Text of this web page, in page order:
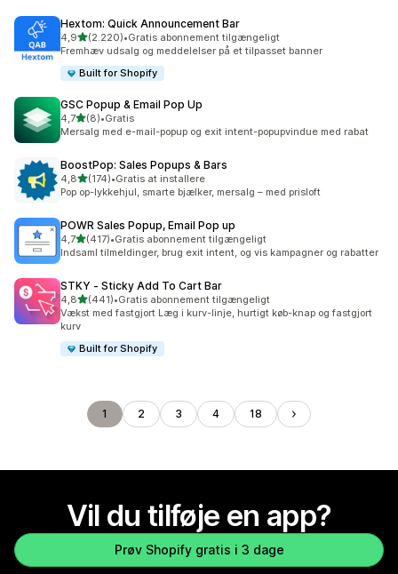
Hextom: Quick Announcement Bar
4,9ud af 5 stjerner
(2.220)
2220 anmeldelser i alt
•Gratis abonnement tilgængeligt
Fremhæv udsalg og meddelelser på et tilpasset banner
Built for Shopify
GSC Popup & Email Pop Up
4,7ud af 5 stjerner
(8)
8 anmeldelser i alt
•Gratis
Mersalg med e-mail-popup og exit intent-popupvindue med rabat
BoostPop: Sales Popups & Bars
4,8ud af 5 stjerner
(174)
174 anmeldelser i alt
•Gratis at installere
Pop op-lykkehjul, smarte bjælker, mersalg – med prisloft
POWR Sales Popup, Email Pop up
4,7ud af 5 stjerner
(417)
417 anmeldelser i alt
•Gratis abonnement tilgængeligt
Indsaml tilmeldinger, brug exit intent, og vis kampagner og rabatter
STKY ‑ Sticky Add To Cart Bar
4,8ud af 5 stjerner
(441)
441 anmeldelser i alt
•Gratis abonnement tilgængeligt
Vækst med fastgjort Læg i kurv-linje, hurtigt køb-knap og fastgjort
kurv
Built for Shopify
1 2 3 4 18
Vil du tilføje en app?
Prøv Shopify gratis i 3 dage